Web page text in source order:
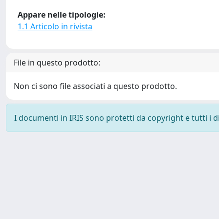
Appare nelle tipologie:
1.1 Articolo in rivista
File in questo prodotto:
Non ci sono file associati a questo prodotto.
I documenti in IRIS sono protetti da copyright e tutti i